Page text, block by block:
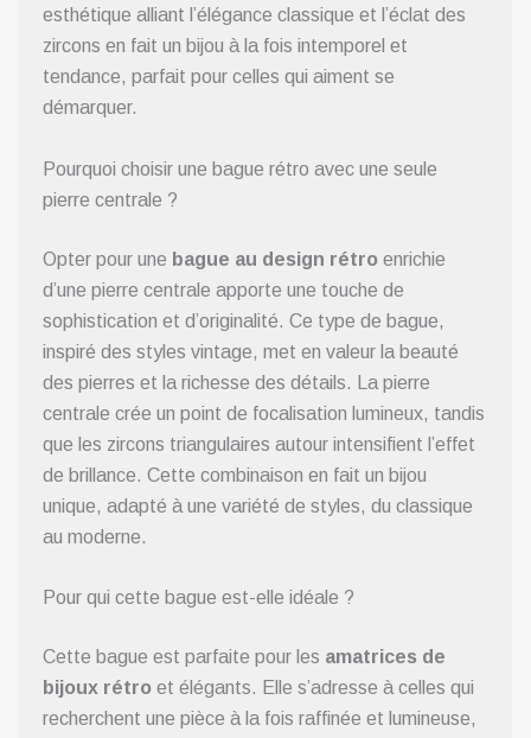
esthétique alliant l’élégance classique et l’éclat des
zircons en fait un bijou à la fois intemporel et
tendance, parfait pour celles qui aiment se
démarquer.
Pourquoi choisir une bague rétro avec une seule
pierre centrale ?
Opter pour une bague au design rétro enrichie
d’une pierre centrale apporte une touche de
sophistication et d’originalité. Ce type de bague,
inspiré des styles vintage, met en valeur la beauté
des pierres et la richesse des détails. La pierre
centrale crée un point de focalisation lumineux, tandis
que les zircons triangulaires autour intensifient l’effet
de brillance. Cette combinaison en fait un bijou
unique, adapté à une variété de styles, du classique
au moderne.
Pour qui cette bague est-elle idéale ?
Cette bague est parfaite pour les amatrices de
bijoux rétro et élégants. Elle s’adresse à celles qui
recherchent une pièce à la fois raffinée et lumineuse,